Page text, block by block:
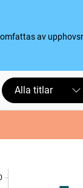
av
Alla titlar